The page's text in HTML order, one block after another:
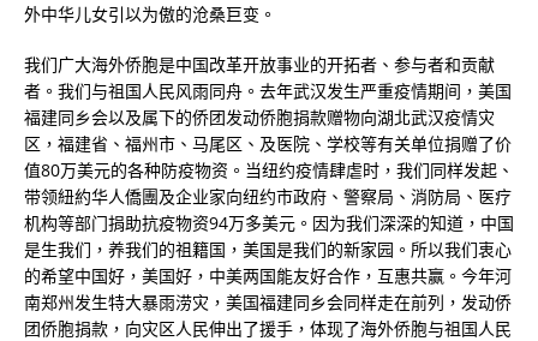
外中华儿女引以为傲的沧桑巨变。
我们广大海外侨胞是中国改革开放事业的开拓者、参与者和贡献
者。我们与祖国人民风雨同舟。去年武汉发生严重疫情期间，美国
福建同乡会以及属下的侨团发动侨胞捐款赠物向湖北武汉疫情灾
区，福建省、福州市、马尾区、及医院、学校等有关单位捐赠了价
值80万美元的各种防疫物资。当纽约疫情肆虐时，我们同样发起、
带领紐約华人僑團及企业家向纽约市政府、警察局、消防局、医疗
机构等部门捐助抗疫物资94万多美元。因为我们深深的知道，中国
是生我们，养我们的祖籍国，美国是我们的新家园。所以我们衷心
的希望中国好，美国好，中美两国能友好合作，互惠共赢。今年河
南郑州发生特大暴雨涝灾，美国福建同乡会同样走在前列，发动侨
团侨胞捐款，向灾区人民伸出了援手，体现了海外侨胞与祖国人民